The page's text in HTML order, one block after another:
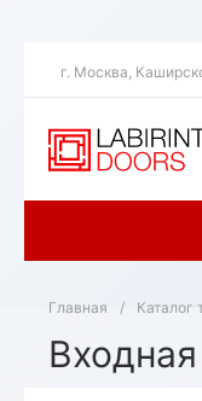
г. Москва,
Главная / Каталог